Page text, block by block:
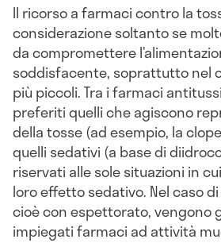
Il ricorso a farmaci contro la
considerazione soltanto se
da compromettere
soddisfacente, soprattutto nel
più piccoli. Tra i farmaci
preferiti quelli che agiscono
della tosse (ad esempio, la
quelli sedativi (a base di
riservati alle sole situazioni in
loro effetto sedativo. Nel caso
cioè con espettorato, vengono
impiegati farmaci ad attività